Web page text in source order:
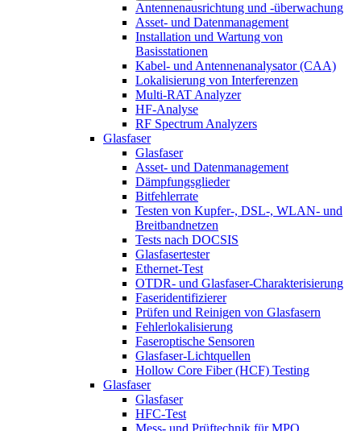
Antennenausrichtung und -überwachung
Asset- und Datenmanagement
Installation und Wartung von
Basisstationen
Kabel- und Antennenanalysator (CAA)
Lokalisierung von Interferenzen
Multi-RAT Analyzer
HF-Analyse
RF Spectrum Analyzers
Glasfaser
Glasfaser
Asset- und Datenmanagement
Dämpfungsglieder
Bitfehlerrate
Testen von Kupfer-, DSL-, WLAN- und
Breitbandnetzen
Tests nach DOCSIS
Glasfasertester
Ethernet-Test
OTDR- und Glasfaser-Charakterisierung
Faseridentifizierer
Prüfen und Reinigen von Glasfasern
Fehlerlokalisierung
Faseroptische Sensoren
Glasfaser-Lichtquellen
Hollow Core Fiber (HCF) Testing
Glasfaser
Glasfaser
HFC-Test